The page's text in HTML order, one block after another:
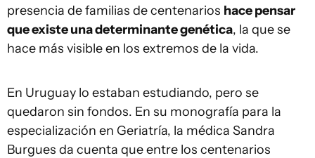
presencia de familias de centenarios hace pensar
que existe una determinante genética, la que se
hace más visible en los extremos de la vida.
En Uruguay lo estaban estudiando, pero se
quedaron sin fondos. En su monografía para la
especialización en Geriatría, la médica Sandra
Burgues da cuenta que entre los centenarios